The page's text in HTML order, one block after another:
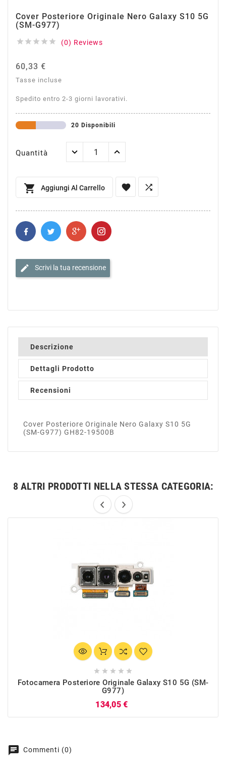
Cover Posteriore Originale Nero Galaxy S10 5G
(SM-G977)
     (0) Reviews
60,33 €
Tasse incluse
Spedito entro 2-3 giorni lavorativi.
20 Disponibili
Quantità
 Aggiungi Al Carrello  
edit Scrivi la tua recensione
Descrizione
Dettagli Prodotto
Recensioni
Cover Posteriore Originale Nero Galaxy S10 5G
(SM-G977) GH82-19500B
8 ALTRI PRODOTTI NELLA STESSA CATEGORIA:
    
Fotocamera Posteriore Originale Galaxy S10 5G (SM-
G977)
134,05 €
chat Commenti (0)